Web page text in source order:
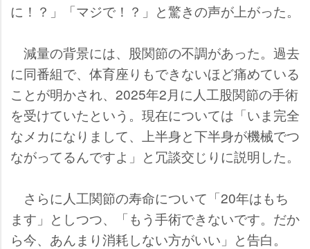
に！？」「マジで！？」と驚きの声が上がった。
減量の背景には、股関節の不調があった。過去
に同番組で、体育座りもできないほど痛めている
ことが明かされ、2025年2月に人工股関節の手術
を受けていたという。現在については「いま完全
なメカになりまして、上半身と下半身が機械でつ
ながってるんですよ」と冗談交じりに説明した。
さらに人工関節の寿命について「20年はもち
ます」としつつ、「もう手術できないです。だか
ら今、あんまり消耗しない方がいい」と告白。